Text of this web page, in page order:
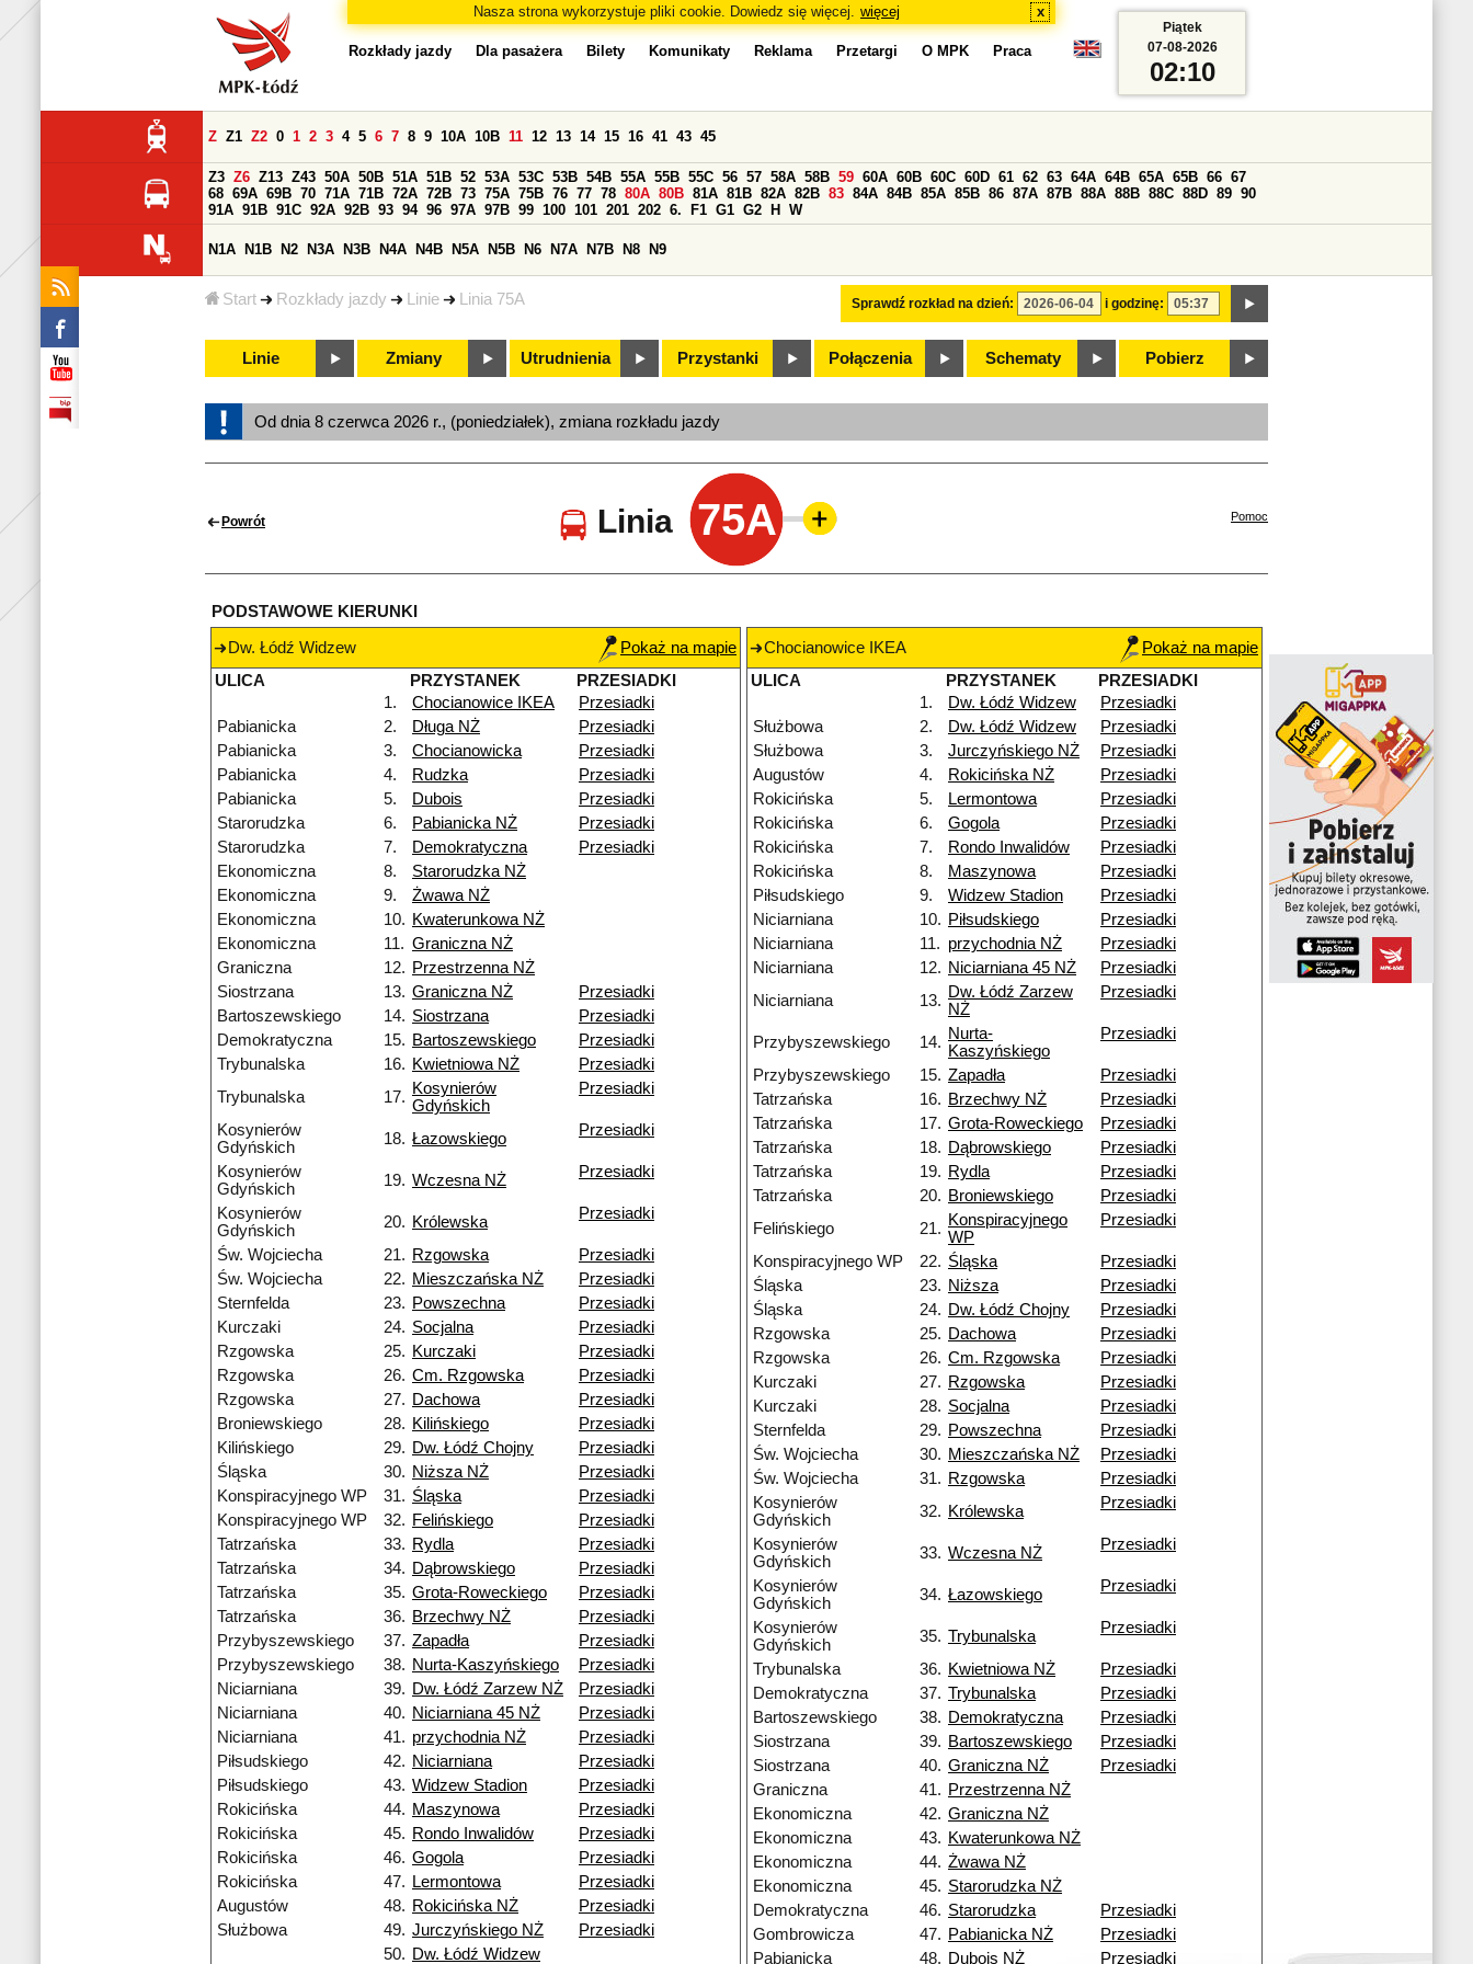
Nasza strona wykorzystuje pliki cookie. Dowiedz się więcej. więcej x
Start Rozkłady jazdy Linie Linia 75A
Rozkłady jazdy Dla pasażera Bilety Komunikaty Reklama Przetargi O MPK Praca
Sprawdź rozkład na dzień: i godzinę:
Z Z1 Z2 0 1 2 3 4 5 6 7 8 9 10A 10B 11 12 13 14 15 16 41 43 45
Z3 Z6 Z13 Z43 50A 50B 51A 51B 52 53A 53C 53B 54B 55A 55B 55C 56 57 58A 58B 59 60A 60B 60C 60D 61 62 63 64A 64B 65A 65B 66 67
68 69A 69B 70 71A 71B 72A 72B 73 75A 75B 76 77 78 80A 80B 81A 81B 82A 82B 83 84A 84B 85A 85B 86 87A 87B 88A 88B 88C 88D 89 90
91A 91B 91C 92A 92B 93 94 96 97A 97B 99 100 101 201 202 6. F1 G1 G2 H W
N1A N1B N2 N3A N3B N4A N4B N5A N5B N6 N7A N7B N8 N9
Linie Zmiany Utrudnienia Przystanki Połączenia Schematy Pobierz
Piątek
07-08-2026
02:10
Od dnia 8 czerwca 2026 r., (poniedziałek), zmiana rozkładu jazdy
Powrót Linia 75A Pomoc
PODSTAWOWE KIERUNKI
Dw. Łódź Widzew
Pokaż na mapie
ULICA
PRZYSTANEK
PRZESIADKI
1.
Chocianowice IKEA
Przesiadki
Pabianicka
2. Długa NŻ
Przesiadki
Pabianicka
3. Chocianowicka
Przesiadki
Pabianicka
4. Rudzka
Przesiadki
Pabianicka
5. Dubois
Przesiadki
Starorudzka
6. Pabianicka NŻ
Przesiadki
Starorudzka
7. Demokratyczna
Przesiadki
Ekonomiczna
8.
Starorudzka NŻ
Ekonomiczna
9.
Żwawa NŻ
Ekonomiczna
10. Kwaterunkowa NŻ
Ekonomiczna
11. Graniczna NŻ
Graniczna
12. Przestrzenna NŻ
Siostrzana
13. Graniczna NŻ
Przesiadki
Bartoszewskiego
14. Siostrzana
Przesiadki
Demokratyczna
15. Bartoszewskiego
Przesiadki
Trybunalska
16. Kwietniowa NŻ
Przesiadki
Trybunalska
17. Kosynierów
Gdyńskich
Przesiadki
Kosynierów
Gdyńskich
18. Łazowskiego Przesiadki
Kosynierów
Gdyńskich
19. Wczesna NŻ Przesiadki
Kosynierów
Gdyńskich
20. Królewska Przesiadki
Św. Wojciecha 21. Rzgowska
Przesiadki
Św. Wojciecha
22. Mieszczańska NŻ
Przesiadki
Sternfelda
23. Powszechna
Przesiadki
Kurczaki
24. Socjalna
Przesiadki
Rzgowska
25. Kurczaki
Przesiadki
Rzgowska
26. Cm. Rzgowska
Przesiadki
Rzgowska
27. Dachowa
Przesiadki
Broniewskiego
28. Kilińskiego
Przesiadki
Kilińskiego
29. Dw. Łódź Chojny
Przesiadki
Śląska
30. Niższa NŻ
Przesiadki
Konspiracyjnego WP
31. Śląska
Przesiadki
Konspiracyjnego WP
32. Felińskiego
Przesiadki
Tatrzańska
33. Rydla
Przesiadki
Tatrzańska
34. Dąbrowskiego
Przesiadki
Tatrzańska
35. Grota-Roweckiego
Przesiadki
Tatrzańska
36. Brzechwy NŻ
Przesiadki
Przybyszewskiego
37. Zapadła
Przesiadki
Przybyszewskiego
38. Nurta-Kaszyńskiego
Przesiadki
Niciarniana
39. Dw. Łódź Zarzew NŻ
Przesiadki
Niciarniana
40. Niciarniana 45 NŻ
Przesiadki
Niciarniana
41. przychodnia NŻ
Przesiadki
Piłsudskiego
42. Niciarniana
Przesiadki
Piłsudskiego
43. Widzew Stadion
Przesiadki
Rokicińska
44. Maszynowa
Przesiadki
Rokicińska
45. Rondo Inwalidów
Przesiadki
Rokicińska
46. Gogola
Przesiadki
Rokicińska
47. Lermontowa
Przesiadki
Augustów
48. Rokicińska NŻ
Przesiadki
Służbowa
49. Jurczyńskiego NŻ
Przesiadki
50. Dw. Łódź Widzew
Chocianowice IKEA
Pokaż na mapie
ULICA
PRZYSTANEK
PRZESIADKI
1.
Dw. Łódź Widzew
Przesiadki
Służbowa
2. Dw. Łódź Widzew
Przesiadki
Służbowa
3. Jurczyńskiego NŻ
Przesiadki
Augustów
4. Rokicińska NŻ
Przesiadki
Rokicińska
5. Lermontowa
Przesiadki
Rokicińska
6. Gogola
Przesiadki
Rokicińska
7. Rondo Inwalidów
Przesiadki
Rokicińska
8. Maszynowa
Przesiadki
Piłsudskiego
9. Widzew Stadion
Przesiadki
Niciarniana
10. Piłsudskiego
Przesiadki
Niciarniana
11. przychodnia NŻ
Przesiadki
Niciarniana
12. Niciarniana 45 NŻ
Przesiadki
Niciarniana
13. Dw. Łódź Zarzew
NŻ
Przesiadki
Przybyszewskiego 14. Nurta-
Kaszyńskiego
Przesiadki
Przybyszewskiego 15. Zapadła
Przesiadki
Tatrzańska
16. Brzechwy NŻ
Przesiadki
Tatrzańska
17. Grota-Roweckiego
Przesiadki
Tatrzańska
18. Dąbrowskiego
Przesiadki
Tatrzańska
19. Rydla
Przesiadki
Tatrzańska
20. Broniewskiego
Przesiadki
Felińskiego
21. Konspiracyjnego
WP
Przesiadki
Konspiracyjnego WP 22. Śląska
Przesiadki
Śląska
23. Niższa
Przesiadki
Śląska
24. Dw. Łódź Chojny
Przesiadki
Rzgowska
25. Dachowa
Przesiadki
Rzgowska
26. Cm. Rzgowska
Przesiadki
Kurczaki
27. Rzgowska
Przesiadki
Kurczaki
28. Socjalna
Przesiadki
Sternfelda
29. Powszechna
Przesiadki
Św. Wojciecha
30. Mieszczańska NŻ
Przesiadki
Św. Wojciecha
31. Rzgowska
Przesiadki
Kosynierów
Gdyńskich
32. Królewska Przesiadki
Kosynierów
Gdyńskich
33. Wczesna NŻ Przesiadki
Kosynierów
Gdyńskich
34. Łazowskiego Przesiadki
Kosynierów
Gdyńskich
35. Trybunalska Przesiadki
Trybunalska 36. Kwietniowa NŻ
Przesiadki
Demokratyczna
37. Trybunalska
Przesiadki
Bartoszewskiego
38. Demokratyczna
Przesiadki
Siostrzana
39. Bartoszewskiego
Przesiadki
Siostrzana
40. Graniczna NŻ
Przesiadki
Graniczna
41. Przestrzenna NŻ
Ekonomiczna
42. Graniczna NŻ
Ekonomiczna
43. Kwaterunkowa NŻ
Ekonomiczna
44. Żwawa NŻ
Ekonomiczna
45. Starorudzka NŻ
Demokratyczna
46. Starorudzka
Przesiadki
Gombrowicza
47. Pabianicka NŻ
Przesiadki
Pabianicka
48. Dubois NŻ Przesiadki